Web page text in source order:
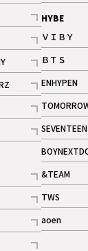
記事
HYBE
ＶＩＢＹ
記事
ＢＴＳ
記事
ENHYPEN
記事
記事
ギャラ
SEVENTEEN
記事
記事
&TEAM
記事
TWS
記事
aoen
記事